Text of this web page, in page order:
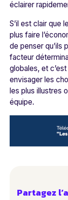
éclairer
S’il est clair que
plus faire
de penser qu’ils
facteur
globales, et
envisager les
les plus illustres
équipe.
Partagez